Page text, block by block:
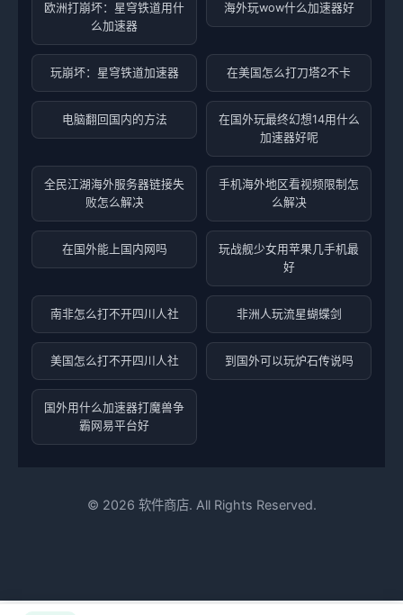
欧洲打崩坏：星穹铁道用什
么加速器
海外玩wow什么加速器好
玩崩坏：星穹铁道加速器 在美国怎么打刀塔2不卡
电脑翻回国内的方法
在国外玩最终幻想14用什么
加速器好呢
全民江湖海外服务器链接失
败怎么解决
手机海外地区看视频限制怎
么解决
在国外能上国内网吗
玩战舰少女用苹果几手机最
好
南非怎么打不开四川人社 非洲人玩流星蝴蝶剑
美国怎么打不开四川人社 到国外可以玩炉石传说吗
国外用什么加速器打魔兽争
霸网易平台好
© 2026 软件商店. All Rights Reserved.